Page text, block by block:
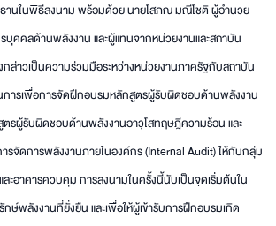
านในพิธีลงนาม พร้อมด้วย นายโสภณ มณีโชติ ผู้อำนวย
คลด้านพลังงาน และผู้แทนจากหน่วยงานและสถาบัน
ล่าวเป็นความร่วมมือระหว่างหน่วยงานภาครัฐกับสถาบัน
การเพื่อการจัดฝึกอบรมหลักสูตรผู้รับผิดชอบด้านพลังงาน
รผู้รับผิดชอบด้านพลังงานอาวุโสทฤษฎีความร้อน และ
รจัดการพลังงานภายในองค์กร (Internal Audit) ให้กับกลุ่ม
ละอาคารควบคุม การลงนามในครั้งนี้นับเป็นจุดเริ่มต้นใน
ษ์พลังงานที่ยั่งยืน และเพื่อให้ผู้เข้ารับการฝึกอบรมเกิด